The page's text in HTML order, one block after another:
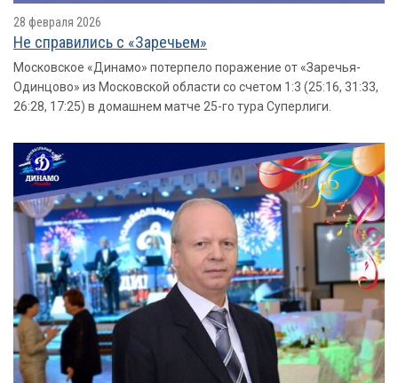
28 февраля 2026
Не справились с «Заречьем»
Московское «Динамо» потерпело поражение от «Заречья-
Одинцово» из Московской области со счетом 1:3 (25:16, 31:33,
26:28, 17:25) в домашнем матче 25-го тура Суперлиги.